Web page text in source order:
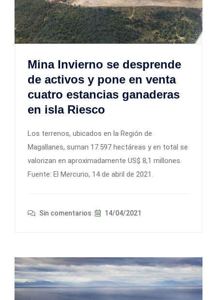
Mina Invierno se desprende
de activos y pone en venta
cuatro estancias ganaderas
en isla Riesco
Los terrenos, ubicados en la Región de
Magallanes, suman 17.597 hectáreas y en total se
valorizan en aproximadamente US$ 8,1 millones.
Fuente: El Mercurio, 14 de abril de 2021.
Sin comentarios 14/04/2021